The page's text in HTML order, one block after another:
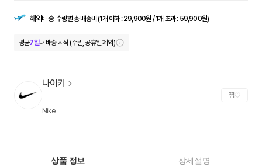
해외배송 수량별 총 배송비 (1개 이하 : 29,900원 / 1개 초과 : 59,900원)
평균7일내 배송 시작 (주말, 공휴일 제외)
나이키
Nike
찜
상품 정보 상세설명